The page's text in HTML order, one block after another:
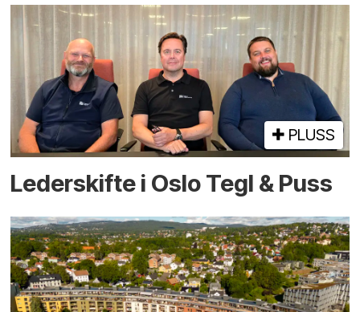
PLUSS
Lederskifte i Oslo Tegl & Puss